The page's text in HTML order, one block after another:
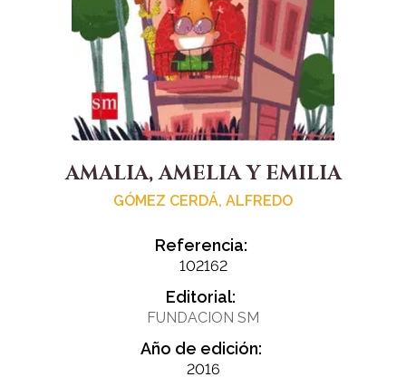
AMALIA, AMELIA Y EMILIA
GÓMEZ CERDÁ, ALFREDO
Referencia:
102162
Editorial:
FUNDACION SM
Año de edición:
2016